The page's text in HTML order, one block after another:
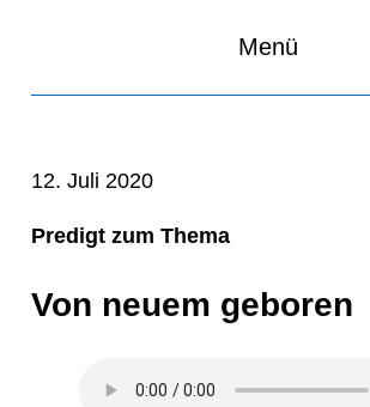
Menü
12. Juli 2020
Predigt zum Thema
Von neuem geboren